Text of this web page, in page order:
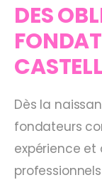
DES
Dès la
fondateurs
expérience et